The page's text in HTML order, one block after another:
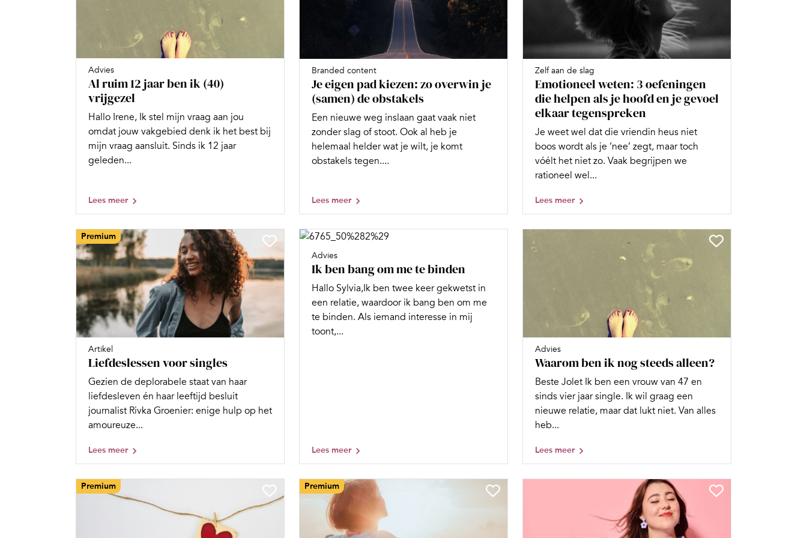
Advies
Al ruim 12 jaar ben ik (40)
vrijgezel
Hallo Irene, Ik stel mijn vraag aan jou
omdat jouw vakgebied denk ik het best bij
mijn vraag aansluit. Sinds ik 12 jaar
geleden...
Lees meer
Branded content
Je eigen pad kiezen: zo overwin je
(samen) de obstakels
Een nieuwe weg inslaan gaat vaak niet
zonder slag of stoot. Ook al heb je
helemaal helder wat je wilt, je komt
obstakels tegen....
Lees meer
Zelf aan de slag
Emotioneel weten: 3 oefeningen
die helpen als je hoofd en je gevoel
elkaar tegenspreken
Je weet wel dat die vriendin heus niet
boos wordt als je ‘nee’ zegt, maar toch
vóélt het niet zo. Vaak begrijpen we
rationeel wel...
Lees meer
Premium
Artikel
Liefdeslessen voor singles
Gezien de deplorabele staat van haar
liefdesleven én haar leeftijd besluit
journalist Rivka Groenier: enige hulp op het
amoureuze...
Lees meer
Advies
Ik ben bang om me te binden
Hallo Sylvia,Ik ben twee keer gekwetst in
een relatie, waardoor ik bang ben om me
te binden. Als iemand interesse in mij
toont,...
Lees meer
Advies
Waarom ben ik nog steeds alleen?
Beste Jolet Ik ben een vrouw van 47 en
sinds vier jaar single. Ik wil graag een
nieuwe relatie, maar dat lukt niet. Van alles
heb...
Lees meer
Premium Premium